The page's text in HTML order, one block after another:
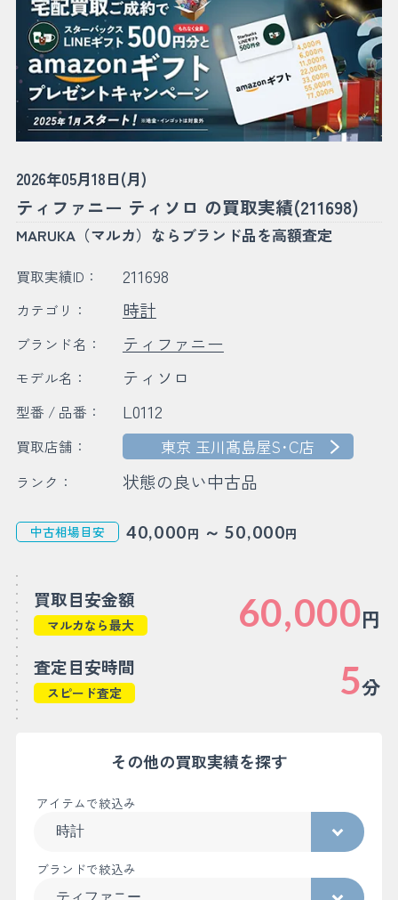
2026年05月18日(月)
ティファニー ティソロ の買取実績(211698)
MARUKA（マルカ）ならブランド品を高額査定
買取実績ID： 211698
カテゴリ： 時計
ブランド名： ティファニー
モデル名： ティソロ
型番 / 品番： L0112
買取店舗： 東京 玉川髙島屋S･C店
ランク： 状態の良い中古品
中古相場目安 40,000円 ～ 50,000円
買取目安金額
マルカなら最大 60,000円
査定目安時間
スピード査定 5分
その他の買取実績を探す
アイテムで絞込み
ブランドで絞込み